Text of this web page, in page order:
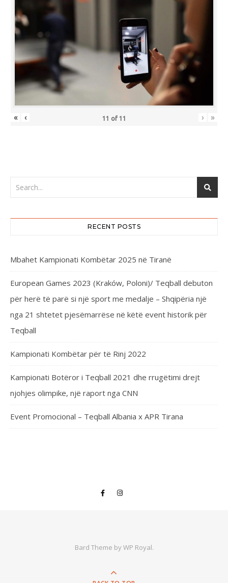
« ‹ 11 of 11 › »
RECENT POSTS
Mbahet Kampionati Kombëtar 2025 në Tiranë
European Games 2023 (Kraków, Poloni)/ Teqball debuton
për herë të parë si një sport me medalje – Shqipëria një
nga 21 shtetet pjesëmarrëse në këtë event historik për
Teqball
Kampionati Kombëtar për të Rinj 2022
Kampionati Botëror i Teqball 2021 dhe rrugëtimi drejt
njohjes olimpike, një raport nga CNN
Event Promocional – Teqball Albania x APR Tirana
Bard Theme byWP Royal.